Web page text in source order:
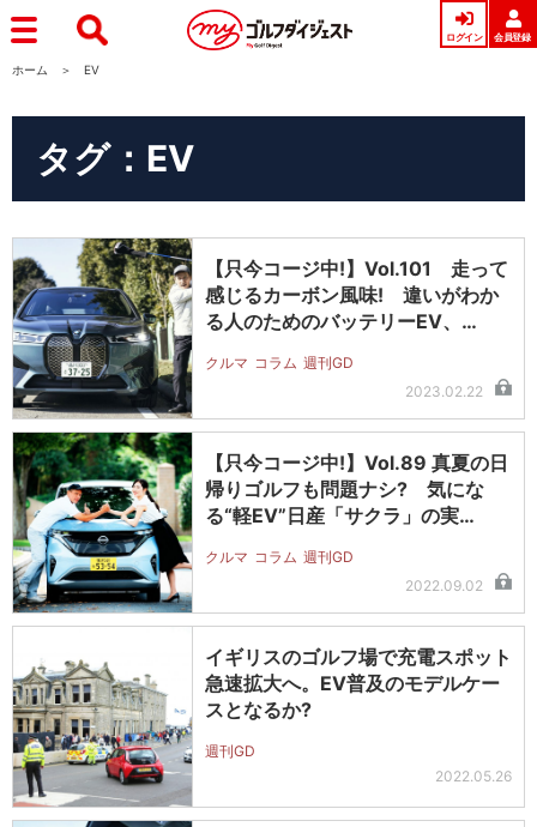
ログイン 会員登録
ホーム EV
タグ：EV
【只今コージ中!】Vol.101 走って
感じるカーボン風味! 違いがわか
る人のためのバッテリーEV、…
クルマ コラム 週刊GD
2023.02.22
【只今コージ中!】Vol.89 真夏の日
帰りゴルフも問題ナシ? 気にな
る“軽EV”日産「サクラ」の実…
クルマ コラム 週刊GD
2022.09.02
イギリスのゴルフ場で充電スポット
急速拡大へ。EV普及のモデルケー
スとなるか?
週刊GD
2022.05.26